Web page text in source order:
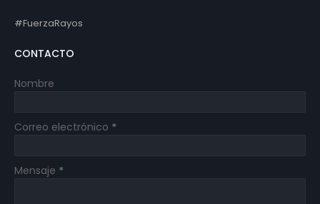
#FuerzaRayos
CONTACTO
Nombre
Correo electrónico *
Mensaje *